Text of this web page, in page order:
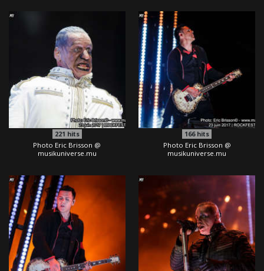
221 hits
Photo Eric Brisson @
musikuniverse.mu
166hits
Photo Eric Brisson @
musikuniverse.mu